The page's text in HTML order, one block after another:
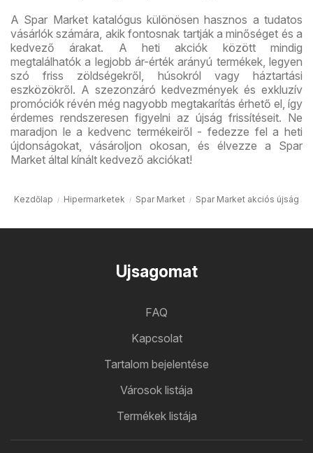
A Spar Market katalógus különösen hasznos a tudatos
vásárlók számára, akik fontosnak tartják a minőséget és a
kedvező árakat. A heti akciók között mindig
megtalálhatók a legjobb ár-érték arányú termékek, legyen
szó friss zöldségekről, húsokról vagy háztartási
eszközökről. A szezonzáró kedvezmények és exkluzív
promóciók révén még nagyobb megtakarítás érhető el, így
érdemes rendszeresen figyelni az újság frissítéseit. Ne
maradjon le a kedvenc termékeiről - fedezze fel a heti
újdonságokat, vásároljon okosan, és élvezze a Spar
Market által kínált kedvező akciókat!
Kezdőlap Hipermarketek Spar Market Spar Market akciós újság
Ujsagomat
FAQ
Kapcsolat
Tartalom bejelentése
Városok listája
Termékek listája